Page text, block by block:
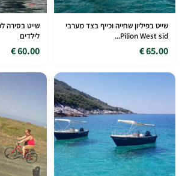
שייט בפיליון שחייה וכייף בצד מערבי
Pilion West sid...
65.00 €
שייט בסירה
לילדים
60.00 €